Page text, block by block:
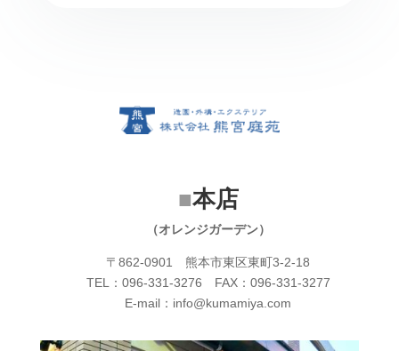
■本店
（オレンジガーデン）
〒862-0901 熊本市東区東町3-2-18
TEL：096-331-3276 FAX：096-331-3277
E-mail：info@kumamiya.com